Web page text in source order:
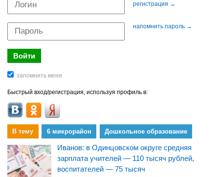
регистрация →
напомнить пароль →
Быстрый вход/регистрация, используя профиль в:
В тему 6 микрорайон Дошкольное образование
Иванов: в Одинцовском округе средняя
зарплата учителей — 110 тысяч рублей,
воспитателей — 75 тысяч